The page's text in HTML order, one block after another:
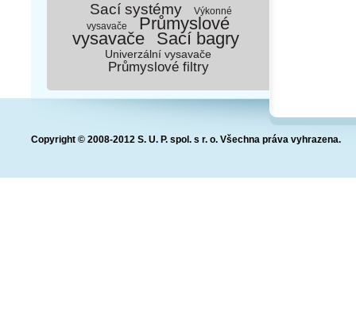
Sací systémy
Výkonné
vysavače
Průmyslové
vysavače Sací bagry
Univerzální vysavače
Průmyslové filtry
Copyright © 2008-2012 S. U. P. spol. s r. o. Všechna práva vyhrazena.